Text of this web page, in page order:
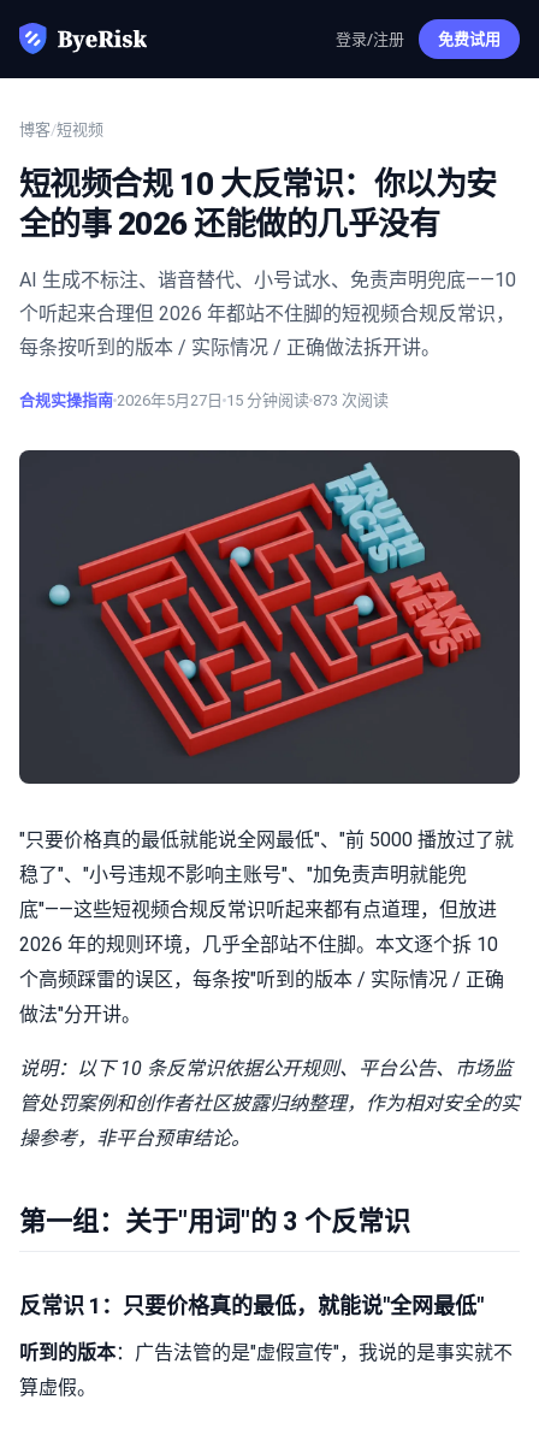
登录/注册 免费试用
博客/短视频
短视频合规 10 大反常识：你以为安
全的事 2026 还能做的几乎没有
AI 生成不标注、谐音替代、小号试水、免责声明兜底——10
个听起来合理但 2026 年都站不住脚的短视频合规反常识，
每条按听到的版本 / 实际情况 / 正确做法拆开讲。
合规实操指南 2026年5月27日 15 分钟阅读 873 次阅读
"只要价格真的最低就能说全网最低"、"前 5000 播放过了就
稳了"、"小号违规不影响主账号"、"加免责声明就能兜
底"——这些短视频合规反常识听起来都有点道理，但放进
2026 年的规则环境，几乎全部站不住脚。本文逐个拆 10
个高频踩雷的误区，每条按"听到的版本 / 实际情况 / 正确
做法"分开讲。
说明：以下 10 条反常识依据公开规则、平台公告、市场监
管处罚案例和创作者社区披露归纳整理，作为相对安全的实
操参考，非平台预审结论。
第一组：关于"用词"的 3 个反常识
反常识 1：只要价格真的最低，就能说"全网最低"
听到的版本：广告法管的是"虚假宣传"，我说的是事实就不
算虚假。